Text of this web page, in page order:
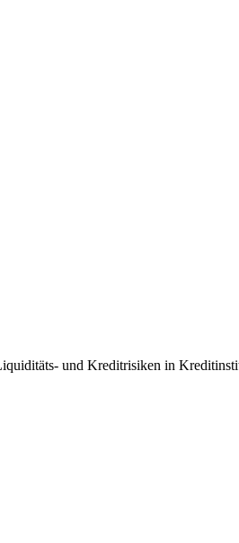
und Kreditrisiken in